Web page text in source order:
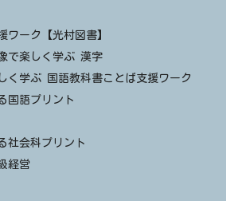
ワーク【光村図書】
で楽しく学ぶ 漢字
く学ぶ 国語教科書ことば支援ワーク
国語プリント
社会科プリント
経営